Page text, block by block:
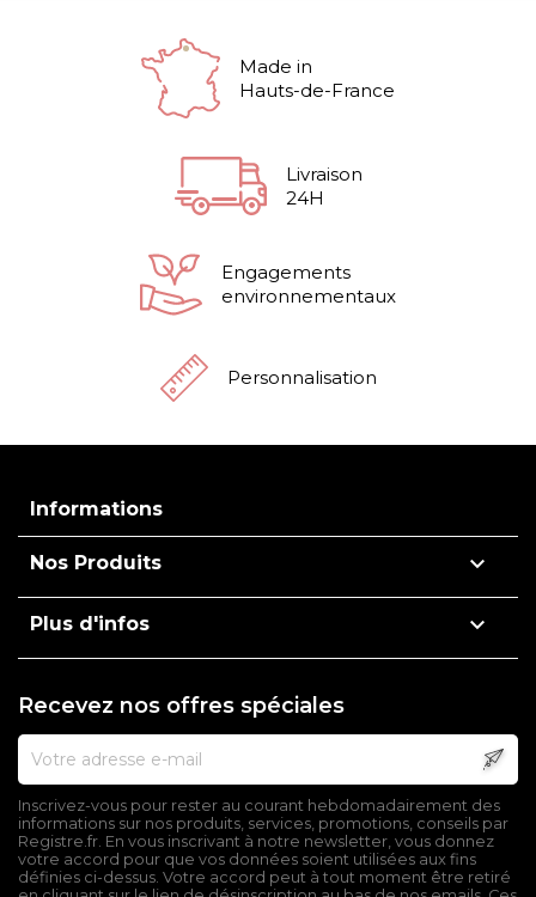
Made in
Hauts-de-France
Livraison
24H
Engagements
environnementaux
Personnalisation
Informations
Nos Produits 
Plus d'infos 
Recevez nos offres spéciales
Inscrivez-vous pour rester au courant hebdomadairement des
informations sur nos produits, services, promotions, conseils par
Registre.fr. En vous inscrivant à notre newsletter, vous donnez
votre accord pour que vos données soient utilisées aux fins
définies ci-dessus. Votre accord peut à tout moment être retiré